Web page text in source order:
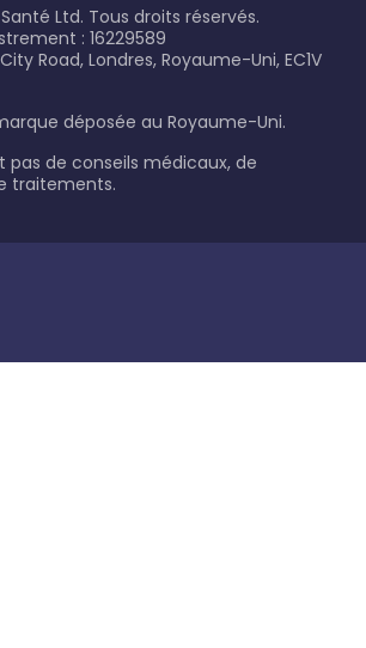
Ltd. Tous droits réservés.
: 16229589
Road, Londres, Royaume-Uni, EC1V
déposée au Royaume-Uni.
pas de conseils médicaux, de
traitements.